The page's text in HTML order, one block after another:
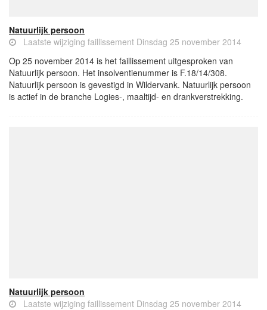
Natuurlijk persoon
Laatste wijziging faillissement Dinsdag 25 november 2014
Op 25 november 2014 is het faillissement uitgesproken van
Natuurlijk persoon. Het insolventienummer is F.18/14/308.
Natuurlijk persoon is gevestigd in Wildervank. Natuurlijk persoon
is actief in de branche Logies-, maaltijd- en drankverstrekking.
Natuurlijk persoon
Laatste wijziging faillissement Dinsdag 25 november 2014